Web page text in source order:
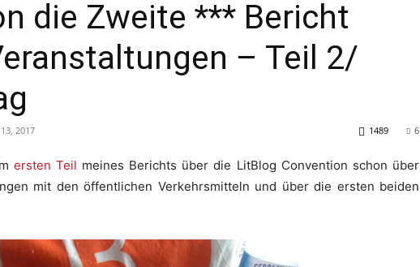
die Zweite *** Bericht
– Teil 2/
2017 6
1489
ersten Teil meines Berichts über die LitBlog Convention schon über
mit den öffentlichen Verkehrsmitteln und über die ersten beiden